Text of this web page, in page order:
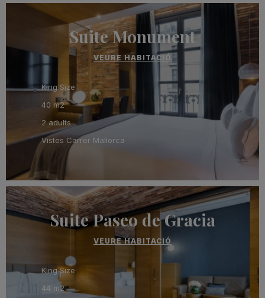
Suite Monument
VEURE HABITACIÓ
King Size
40 m2
2 adults
Vistes Carrer Mallorca
Suite Paseo de Gracia
VEURE HABITACIÓ
King Size
44 m2